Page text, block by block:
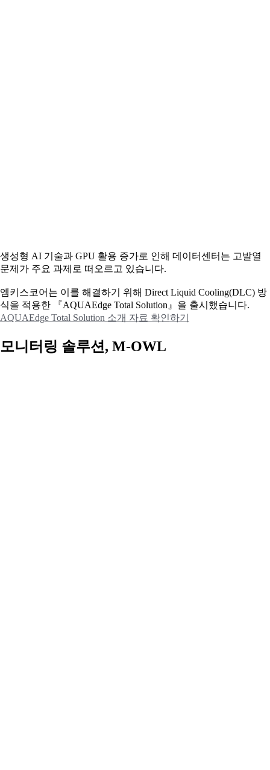
생성형 AI 기술과 GPU 활용 증가로 인해 데이터센터는 고발열
문제가 주요 과제로 떠오르고 있습니다.
엠키스코어는 이를 해결하기 위해 Direct Liquid Cooling(DLC) 방
식을 적용한 『AQUAEdge Total Solution』을 출시했습니다.
AQUAEdge Total Solution 소개 자료 확인하기
모니터링 솔루션, M-OWL